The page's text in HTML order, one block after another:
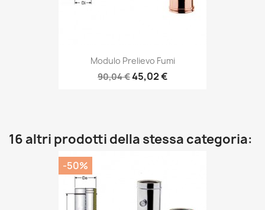
Modulo Prelievo Fumi
90,04 €45,02 €
16 altri prodotti della stessa categoria:
-50%